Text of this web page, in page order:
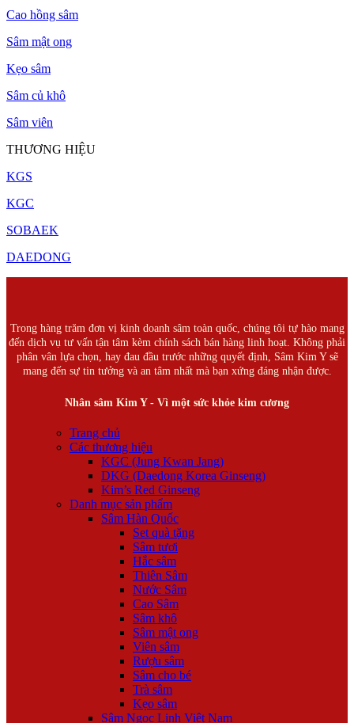
Cao hồng sâm
Sâm mật ong
Kẹo sâm
Sâm củ khô
Sâm viên
THƯƠNG HIỆU
KGS
KGC
SOBAEK
DAEDONG
Trong hàng trăm đơn vị kinh doanh sâm toàn quốc, chúng tôi tự hào mang
đến dịch vụ tư vấn tận tâm kèm chính sách bán hàng linh hoạt. Không phải
phân vân lựa chọn, hay đau đầu trước những quyết định, Sâm Kim Y sẽ
mang đến sự tin tưởng và an tâm nhất mà bạn xứng đáng nhận được.
Nhân sâm Kim Y - Vì một sức khỏe kim cương
Trang chủ
Các thương hiệu
KGC (Jung Kwan Jang)
DKG (Daedong Korea Ginseng)
Kim’s Red Ginseng
Danh mục sản phẩm
Sâm Hàn Quốc
Set quà tặng
Sâm tươi
Hắc sâm
Thiên Sâm
Nước Sâm
Cao Sâm
Sâm khô
Sâm mật ong
Viên sâm
Rượu sâm
Sâm cho bé
Trà sâm
Kẹo sâm
Sâm Ngọc Linh Việt Nam